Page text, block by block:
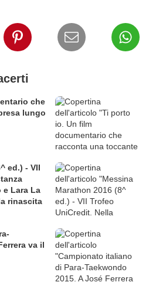
che
lungo
ed.) - VII
e Lara La
rinascita
va il